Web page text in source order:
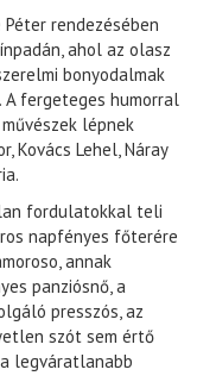
rendezésében
ahol az olasz
bonyodalmak
fergeteges humorral
lépnek
Kovács Lehel, Náray
fordulatokkal teli
napfényes főterére
annak
panziósnő, a
presszós, az
szót sem értő
legváratlanabb